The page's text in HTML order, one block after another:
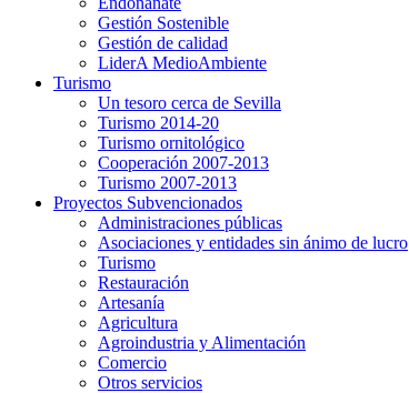
Gestión Sostenible
Gestión de calidad
LiderA MedioAmbiente
Turismo
Un tesoro cerca de Sevilla
Turismo 2014-20
Turismo ornitológico
Cooperación 2007-2013
Turismo 2007-2013
Proyectos Subvencionados
Administraciones públicas
Asociaciones y entidades sin ánimo de lucro
Turismo
Restauración
Artesanía
Agricultura
Agroindustria y Alimentación
Comercio
Otros servicios